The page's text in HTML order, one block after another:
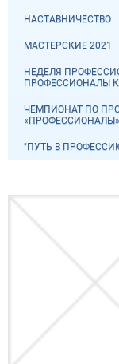
НАСТАВНИЧЕСТВО
МАСТЕРСКИЕ 2021
НЕДЕЛЯ
ПРОФЕССИОНАЛЫ
ЧЕМПИОНАТ ПО
«ПРОФЕССИОНАЛЫ»
"ПУТЬ В